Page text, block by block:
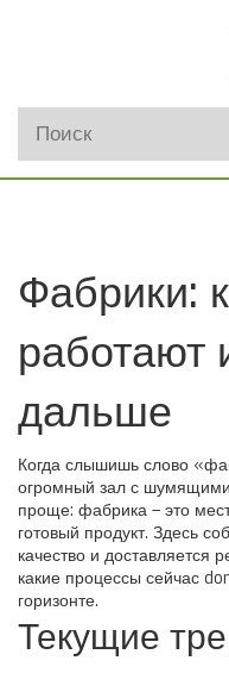
Фабрики:
работают
дальше
Когда слышишь слово
огромный зал с
проще: фабрика – это
готовый продукт. Здесь
качество и доставляется
какие процессы сейчас
горизонте.
Текущие